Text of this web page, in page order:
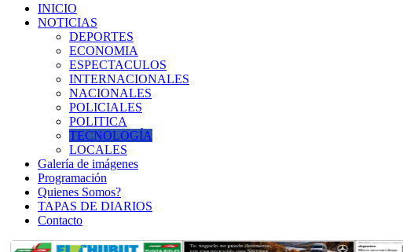
INICIO
NOTICIAS
DEPORTES
ECONOMIA
ESPECTACULOS
INTERNACIONALES
NACIONALES
POLICIALES
POLITICA
TECNOLOGÍA
LOCALES
Galería de imágenes
Programación
Quienes Somos?
TAPAS DE DIARIOS
Contacto